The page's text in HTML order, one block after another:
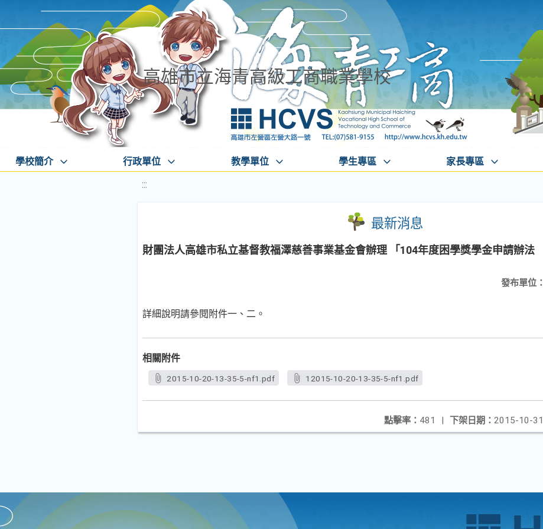
高雄市立海青高級工商職業學校
學校簡介 行政單位 教學單位 學生專區 家長專區
:::
最新消息
財團法人高雄市私立基督教福澤慈善事業基金會辦理 「104年度困學獎學金申請辦法
發布單位：
詳細說明請參閱附件一、二。
相關附件
2015-10-20-13-35-5-nf1.pdf 12015-10-20-13-35-5-nf1.pdf
下架日期： 2015-10-31
點擊率： 481 |